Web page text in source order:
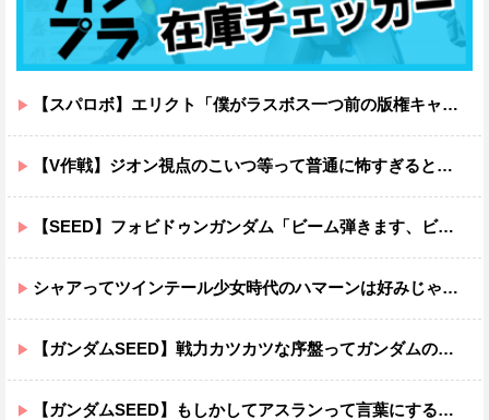
【スパロボ】エリクト「僕がラスボス一つ前の版権キャラ最後の敵ってちょっと荷が重すぎない？」
【V作戦】ジオン視点のこいつ等って普通に怖すぎると思う…
【SEED】フォビドゥンガンダム「ビーム弾きます、ビーム曲げられます、空飛びます」←二世代目でこれ出来るのおかしいだろ
シャアってツインテール少女時代のハマーンは好みじゃなかったの？
【ガンダムSEED】戦力カツカツな序盤ってガンダムの中だと割と珍しい気がする
【ガンダムSEED】もしかしてアスランって言葉にするのが下手なだけでめっちゃいい人なのでは？